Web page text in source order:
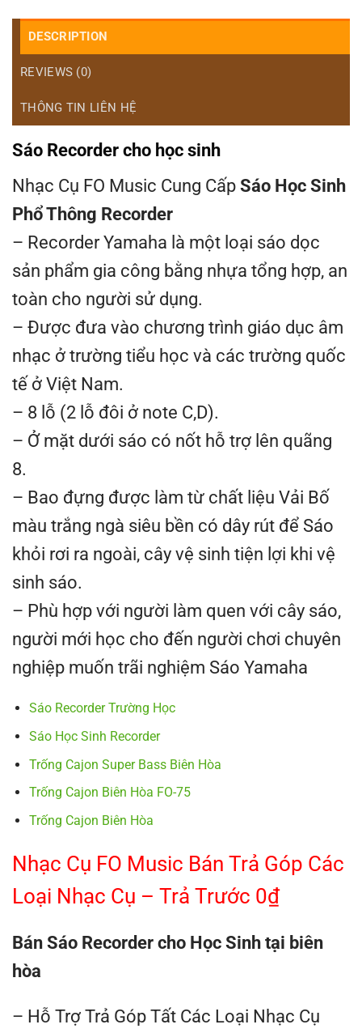
DESCRIPTION
REVIEWS (0)
THÔNG TIN LIÊN HỆ
Sáo Recorder cho học sinh
Nhạc Cụ FO Music Cung CấpSáo Học Sinh
Phổ Thông Recorder
– Recorder Yamaha là một loại sáo dọc
sản phẩm gia công bằng nhựa tổng hợp, an
toàn cho người sử dụng.
– Được đưa vào chương trình giáo dục âm
nhạc ở trường tiểu học và các trường quốc
tế ở Việt Nam.
– 8 lỗ (2 lỗ đôi ở note C,D).
– Ở mặt dưới sáo có nốt hỗ trợ lên quãng
8.
– Bao đựng được làm từ chất liệu Vải Bố
màu trắng ngà siêu bền có dây rút để Sáo
khỏi rơi ra ngoài, cây vệ sinh tiện lợi khi vệ
sinh sáo.
– Phù hợp với người làm quen với cây sáo,
người mới học cho đến người chơi chuyên
nghiệp muốn trãi nghiệm Sáo Yamaha
Sáo Recorder Trường Học
Sáo Học Sinh Recorder
Trống Cajon Super Bass Biên Hòa
Trống Cajon Biên Hòa FO-75
Trống Cajon Biên Hòa
Nhạc Cụ FO Music Bán Trả Góp Các
Loại Nhạc Cụ – Trả Trước 0₫
Bán Sáo Recorder cho Học Sinh tại biên
hòa
– Hỗ Trợ Trả Góp Tất Các Loại Nhạc Cụ